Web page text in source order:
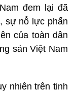
đem lại đã
sự nỗ lực phấn
của toàn dân
sản Việt Nam
nhiên trên tinh